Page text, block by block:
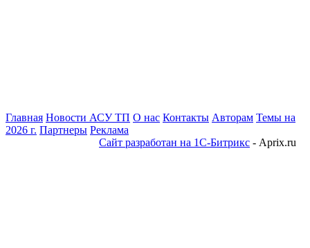
Главная Новости АСУ ТП О нас Контакты Авторам Темы на
2026 г. Партнеры Реклама
Сайт разработан на 1С-Битрикс - Aprix.ru